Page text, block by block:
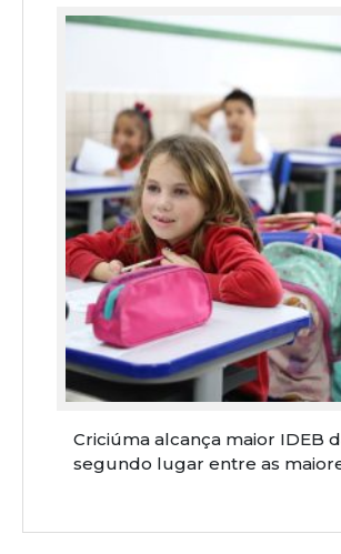
Criciúma alcança maior IDEB
segundo lugar entre as